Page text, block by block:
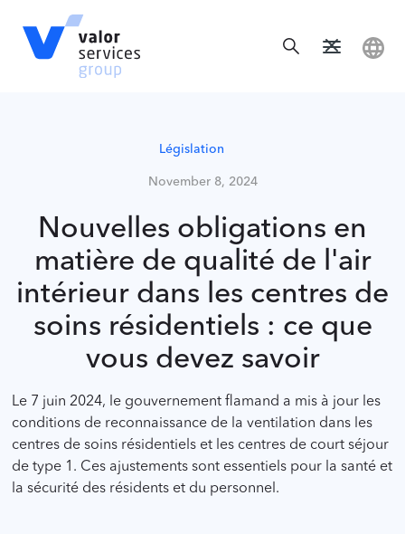
Législation
November 8, 2024
Nouvelles obligations en
matière de qualité de l'air
intérieur dans les centres de
soins résidentiels : ce que
vous devez savoir
Le 7 juin 2024, le gouvernement flamand a mis à jour les
conditions de reconnaissance de la ventilation dans les
centres de soins résidentiels et les centres de court séjour
de type 1. Ces ajustements sont essentiels pour la santé et
la sécurité des résidents et du personnel.